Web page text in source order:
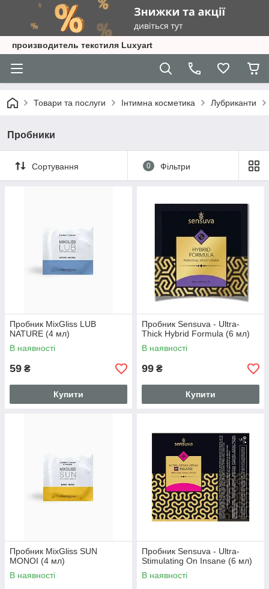
производитель текстиля Luxyart
Товари та послуги Інтимна косметика Лубриканти
Пробники
Сортування 0 Фільтри
Пробник MixGliss LUB
NATURE (4 мл)
В наявності
59 ₴
Купити
Пробник Sensuva - Ultra-
Thick Hybrid Formula (6 мл)
В наявності
99 ₴
Купити
Пробник MixGliss SUN
MONOI (4 мл)
В наявності
Пробник Sensuva - Ultra-
Stimulating On Insane (6 мл)
В наявності